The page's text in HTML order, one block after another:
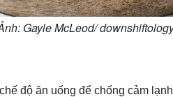
Gayle McLeod/
độ ăn uống để chống cảm